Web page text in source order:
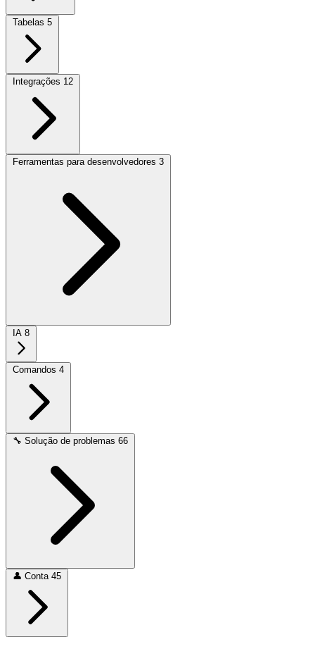
Tabelas 5
Integrações 12
Ferramentas para desenvolvedores 3
IA 8
Comandos 4
🔧 Solução de problemas 66
👤 Conta 45